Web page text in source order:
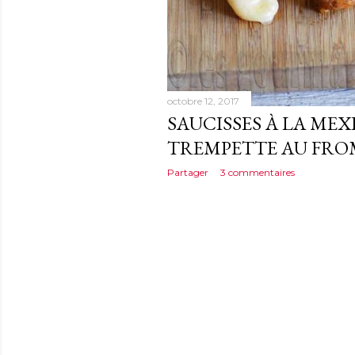
octobre 12, 2017
SAUCISSES À LA
TREMPETTE AU
Partager 3 commentaires